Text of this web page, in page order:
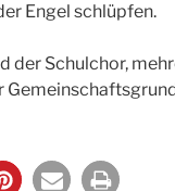
Engel schlüpfen.
der Schulchor,